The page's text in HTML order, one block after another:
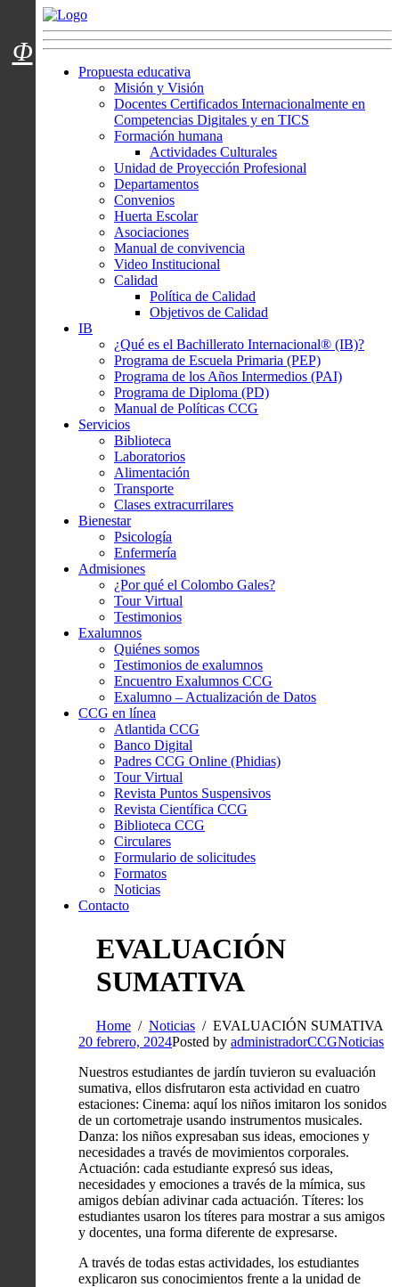
Menú usuarios
Propuesta educativa
Misión y Visión
Docentes Certificados Internacionalmente en
Competencias Digitales y en TICS
Formación humana
Actividades Culturales
Unidad de Proyección Profesional
Departamentos
Convenios
Huerta Escolar
Asociaciones
Manual de convivencia
Video Institucional
Calidad
Política de Calidad
Objetivos de Calidad
IB
¿Qué es el Bachillerato Internacional® (IB)?
Programa de Escuela Primaria (PEP)
Programa de los Años Intermedios (PAI)
Programa de Diploma (PD)
Manual de Políticas CCG
Servicios
Biblioteca
Laboratorios
Alimentación
Transporte
Clases extracurrilares
Bienestar
Psicología
Enfermería
Admisiones
¿Por qué el Colombo Gales?
Tour Virtual
Testimonios
Exalumnos
Quiénes somos
Testimonios de exalumnos
Encuentro Exalumnos CCG
Exalumno – Actualización de Datos
CCG en línea
Atlantida CCG
Banco Digital
Padres CCG Online (Phidias)
Tour Virtual
Revista Puntos Suspensivos
Revista Científica CCG
Biblioteca CCG
Circulares
Formulario de solicitudes
Formatos
Noticias
Contacto
EVALUACIÓN
SUMATIVA
Home Noticias
EVALUACIÓN SUMATIVA
20 febrero, 2024Posted by administradorCCGNoticias
Nuestros estudiantes de jardín tuvieron su evaluación
sumativa, ellos disfrutaron esta actividad en cuatro
estaciones: Cinema: aquí los niños imitaron los sonidos
de un cortometraje usando instrumentos musicales.
Danza: los niños expresaban sus ideas, emociones y
necesidades a través de movimientos corporales.
Actuación: cada estudiante expresó sus ideas,
necesidades y emociones a través de la mímica, sus
amigos debían adivinar cada actuación. Títeres: los
estudiantes usaron los títeres para mostrar a sus amigos
y docentes, una forma diferente de expresarse.
A través de todas estas actividades, los estudiantes
explicaron sus conocimientos frente a la unidad de
Φ